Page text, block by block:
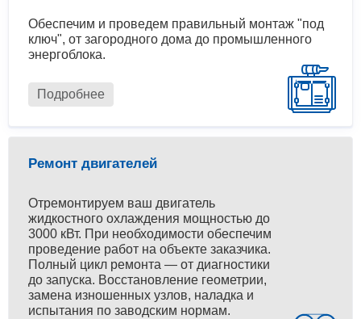
Обеспечим и проведем правильный монтаж "под
ключ", от загородного дома до промышленного
энергоблока.
Подробнее
Ремонт двигателей
Отремонтируем ваш двигатель
жидкостного охлаждения мощностью до
3000 кВт. При необходимости обеспечим
проведение работ на объекте заказчика.
Полный цикл ремонта — от диагностики
до запуска. Восстановление геометрии,
замена изношенных узлов, наладка и
испытания по заводским нормам.